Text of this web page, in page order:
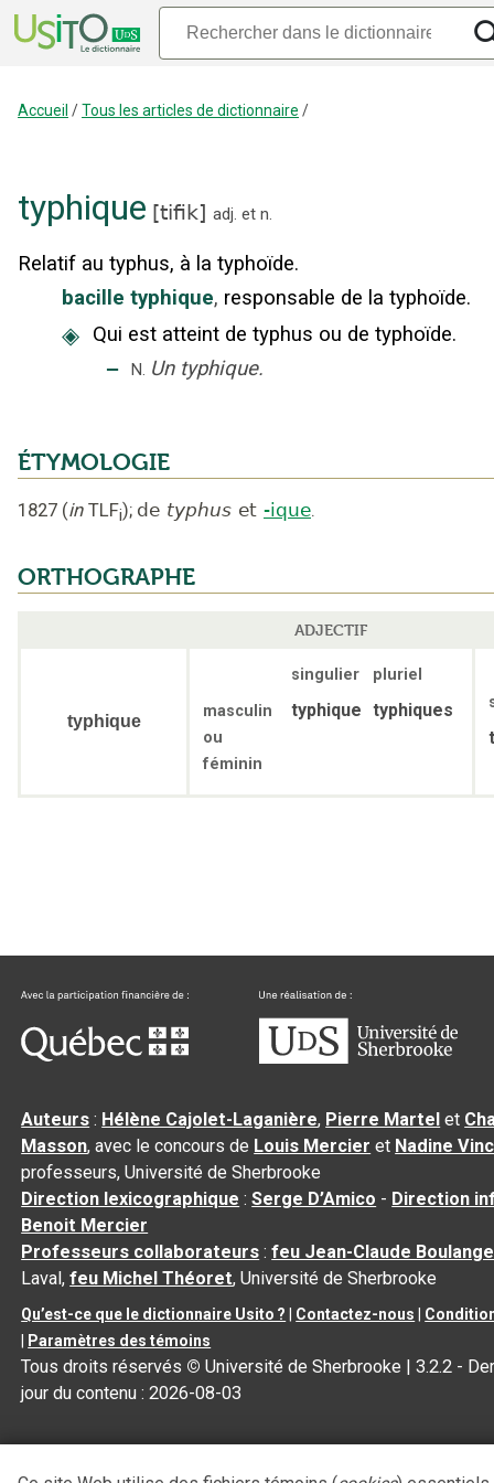
Accueil /Tous les articles de dictionnaire /
typhique [tifik] adj. et n.
Relatif au typhus, à la typhoïde.
bacille typhique, responsable de la typhoïde.
◈ Qui est atteint de typhus ou de typhoïde.
‒ N. Un typhique.
ÉTYMOLOGIE
1827 (in TLFi); de typhus et -ique.
ORTHOGRAPHE
ADJECTIF
typhique
singulier
pluriel
masculin
ou
féminin
typhique typhiques
Auteurs : Hélène Cajolet-Laganière, Pierre Martel et
Masson, avec le concours de Louis Mercier et Nadine
professeurs, Université de Sherbrooke
Direction lexicographique :Serge D’Amico - Direction
Benoit Mercier
Professeurs collaborateurs :feu Jean-Claude
Laval,feu Michel Théoret, Université de Sherbrooke
Qu’est-ce que le dictionnaire Usito ? Contactez-nous
Paramètres des témoins
Tous droits réservés © Université de Sherbrooke |3.2.2 -
jour du contenu :2026-08-03